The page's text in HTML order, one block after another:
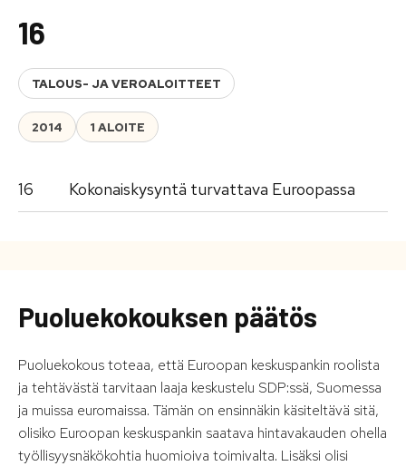
16
TALOUS- JA VEROALOITTEET
2014 1 ALOITE
16 Kokonaiskysyntä turvattava Euroopassa
Puoluekokouksen päätös
Puoluekokous toteaa, että Euroopan keskuspankin roolista
ja tehtävästä tarvitaan laaja keskustelu SDP:ssä, Suomessa
ja muissa euromaissa. Tämän on ensinnäkin käsiteltävä sitä,
olisiko Euroopan keskuspankin saatava hintavakauden ohella
työllisyysnäkökohtia huomioiva toimivalta. Lisäksi olisi